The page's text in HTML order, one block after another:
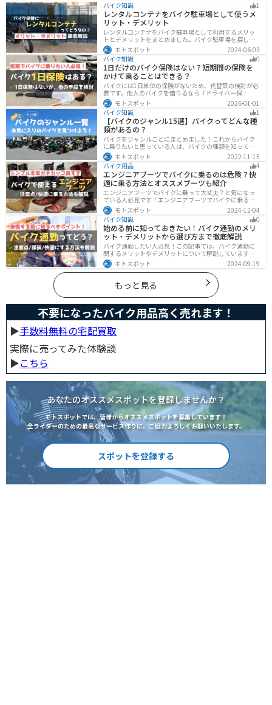
バイク知識 1
レンタルコンテナをバイク駐車場として使うメ
リット・デメリット
レンタルコンテナをバイク駐車場として利用するメリッ
トとデメリットをまとめました。バイク駐車場を探して
いるなら、最強のセキュリティでバイクの劣化も防げる
レンタルコンテナを検討してみませんか？キャンペーン
を利用することで格安で利用できます。
モトスポット
2024-06-03
バイク知識
0
1日だけのバイク保険はない？短期間の保険を
かけて乗ることはできる？
バイクには1日単位の保険がないため、代替策の検討が必
要です。他人のバイクを借りるなら「ドライバー保
険」、125cc以下で家族が車持ちなら「ファミリーバイク
特約」、自身のバイクなら「バイク保険の短期加入」が
有効です。手間を省くなら、任意保険込みの「レンタル
バイク」も選べます。
モトスポット
2026-01-01
バイク知識
1
【バイクのジャンル15選】バイクってどんな種
類があるの？
バイクをジャンルごとにまとめました！これからバイク
に乗りたいと思っている人は、バイクの種類を知って気
になる1台を見つけましょう。特徴やメリットデメリット
なども記載しているので、デザインだけでなく性能から
もバイクを探せるようになると失敗しないバイク選びば
できるようになります。
モトスポット
2022-11-15
バイク用品
4
エンジニアブーツでバイクに乗るのは危険？快
適に乗る方法とオススメブーツも紹介
エンジニアブーツでバイクに乗って大丈夫？と気になっ
ている人必見です！エンジニアブーツでバイクに乗るメ
リットデメリット、おすすめのブーツまで徹底解説しま
す。ファッション性が高く、バイクに乗っている時もそ
うじゃない時もかっこよくキメたい人にオススメです。
モトスポット
2024-12-04
バイク知識
0
始める前に知っておきたい！バイク通勤のメリ
ット・デメリットから選び方まで徹底解説
バイク通勤したい人必見！この記事では、バイク通勤に
関するメリットやデメリットについて解説しています。
実は通勤時間を短縮できるメリットがありますが、会社
によっては許可されない場合もあるので、事前に確認が
必要です。この記事を読めばバイク通勤の始め方がわか
ります。
モトスポット 2024-09-19
もっと見る
不要になったバイク用品高く売れます！
▶︎手数料無料の宅配買取
実際に売ってみた体験談
▶︎こちら
あなたのオススメスポットを登録しませんか？
モトスポットでは、皆様からオススメスポットを募集しています！
全ライダーのための最高なサービス作りに、ご協力よろしくお願いいたします。
スポットを登録する